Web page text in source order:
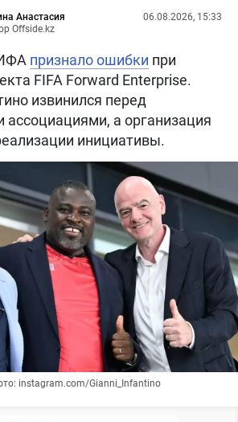
Анастасия
Offside.kz
06.08.2026, 15:33
признало ошибки при
FIFA Forward Enterprise.
извинился перед
а организация
инициативы.
instagram.com/Gianni_Infantino